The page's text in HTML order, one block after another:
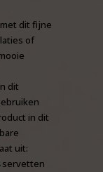
dit fijne
of
dit
in dit
uit:
servetten